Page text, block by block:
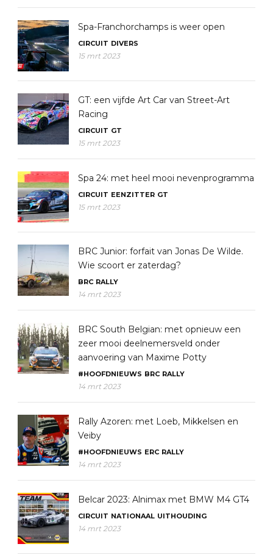
Spa-Franchorchamps is weer open
CIRCUIT DIVERS
15 mrt 2023
GT: een vijfde Art Car van Street-Art
Racing
CIRCUIT GT
15 mrt 2023
Spa 24: met heel mooi nevenprogramma
CIRCUIT EENZITTER GT
15 mrt 2023
BRC Junior: forfait van Jonas De Wilde.
Wie scoort er zaterdag?
BRC RALLY
14 mrt 2023
BRC South Belgian: met opnieuw een
zeer mooi deelnemersveld onder
aanvoering van Maxime Potty
#HOOFDNIEUWS BRC RALLY
14 mrt 2023
Rally Azoren: met Loeb, Mikkelsen en
Veiby
#HOOFDNIEUWS ERC RALLY
14 mrt 2023
Belcar 2023: Alnimax met BMW M4 GT4
CIRCUIT NATIONAAL UITHOUDING
14 mrt 2023